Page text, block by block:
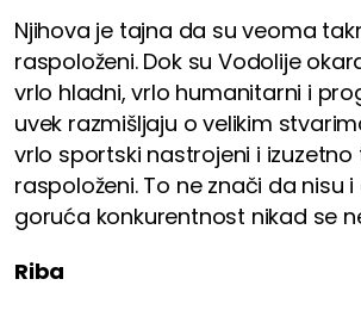
Njihova je tajna da su veoma
raspoloženi. Dok su Vodolije
vrlo hladni, vrlo humanitarni i
uvek razmišljaju o velikim
vrlo sportski nastrojeni i
raspoloženi. To ne znači da nisu
goruća konkurentnost nikad se
Riba